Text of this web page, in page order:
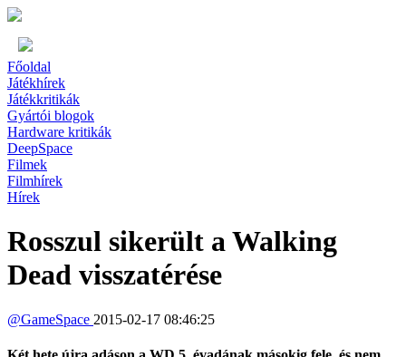
Főoldal
Játékhírek
Játékkritikák
Gyártói blogok
Hardware kritikák
DeepSpace
Filmek
Filmhírek
Hírek
Rosszul sikerült a Walking
Dead visszatérése
@GameSpace 2015-02-17 08:46:25